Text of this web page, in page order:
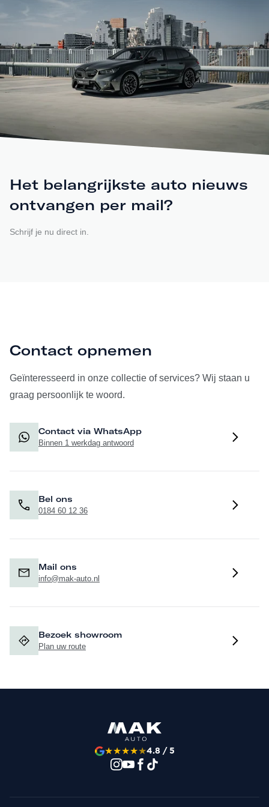
Het belangrijkste auto nieuws
ontvangen per mail?
Schrijf je nu direct in.
Contact opnemen
Geïnteresseerd in onze collectie of services? Wij staan u
graag persoonlijk te woord.
Contact via WhatsApp
Binnen 1 werkdag antwoord
Bel ons
0184 60 12 36
Mail ons
info@mak-auto.nl
Bezoek showroom
Plan uw route
★★★★★4.8 / 5